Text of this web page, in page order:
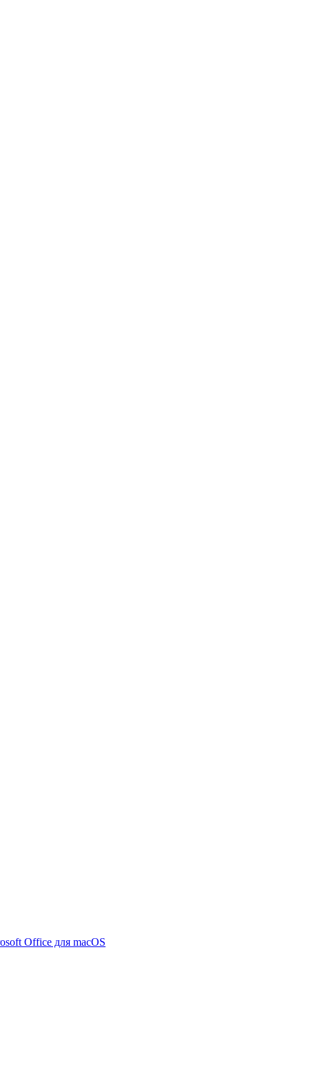
Office для macOS